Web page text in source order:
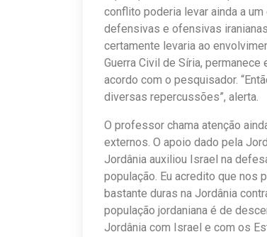
conflito poderia levar ainda a
defensivas e ofensivas
certamente levaria ao
Guerra Civil de Síria,
acordo com o pesquisador.
diversas repercussões”, alerta.
O professor chama atenção
externos. O apoio dado pela
Jordânia auxiliou Israel na
população. Eu acredito que nos
bastante duras na Jordânia
população jordaniana é de
Jordânia com Israel e com os